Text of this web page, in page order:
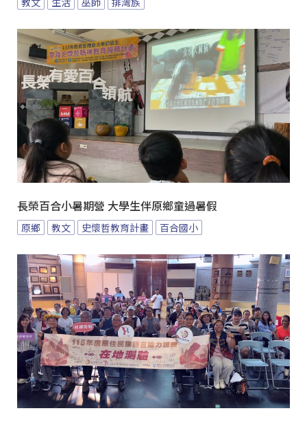
長榮百合小暑期營 大學生伴原鄉童過暑假
原鄉 教文 史懷哲教育計畫 百合國小